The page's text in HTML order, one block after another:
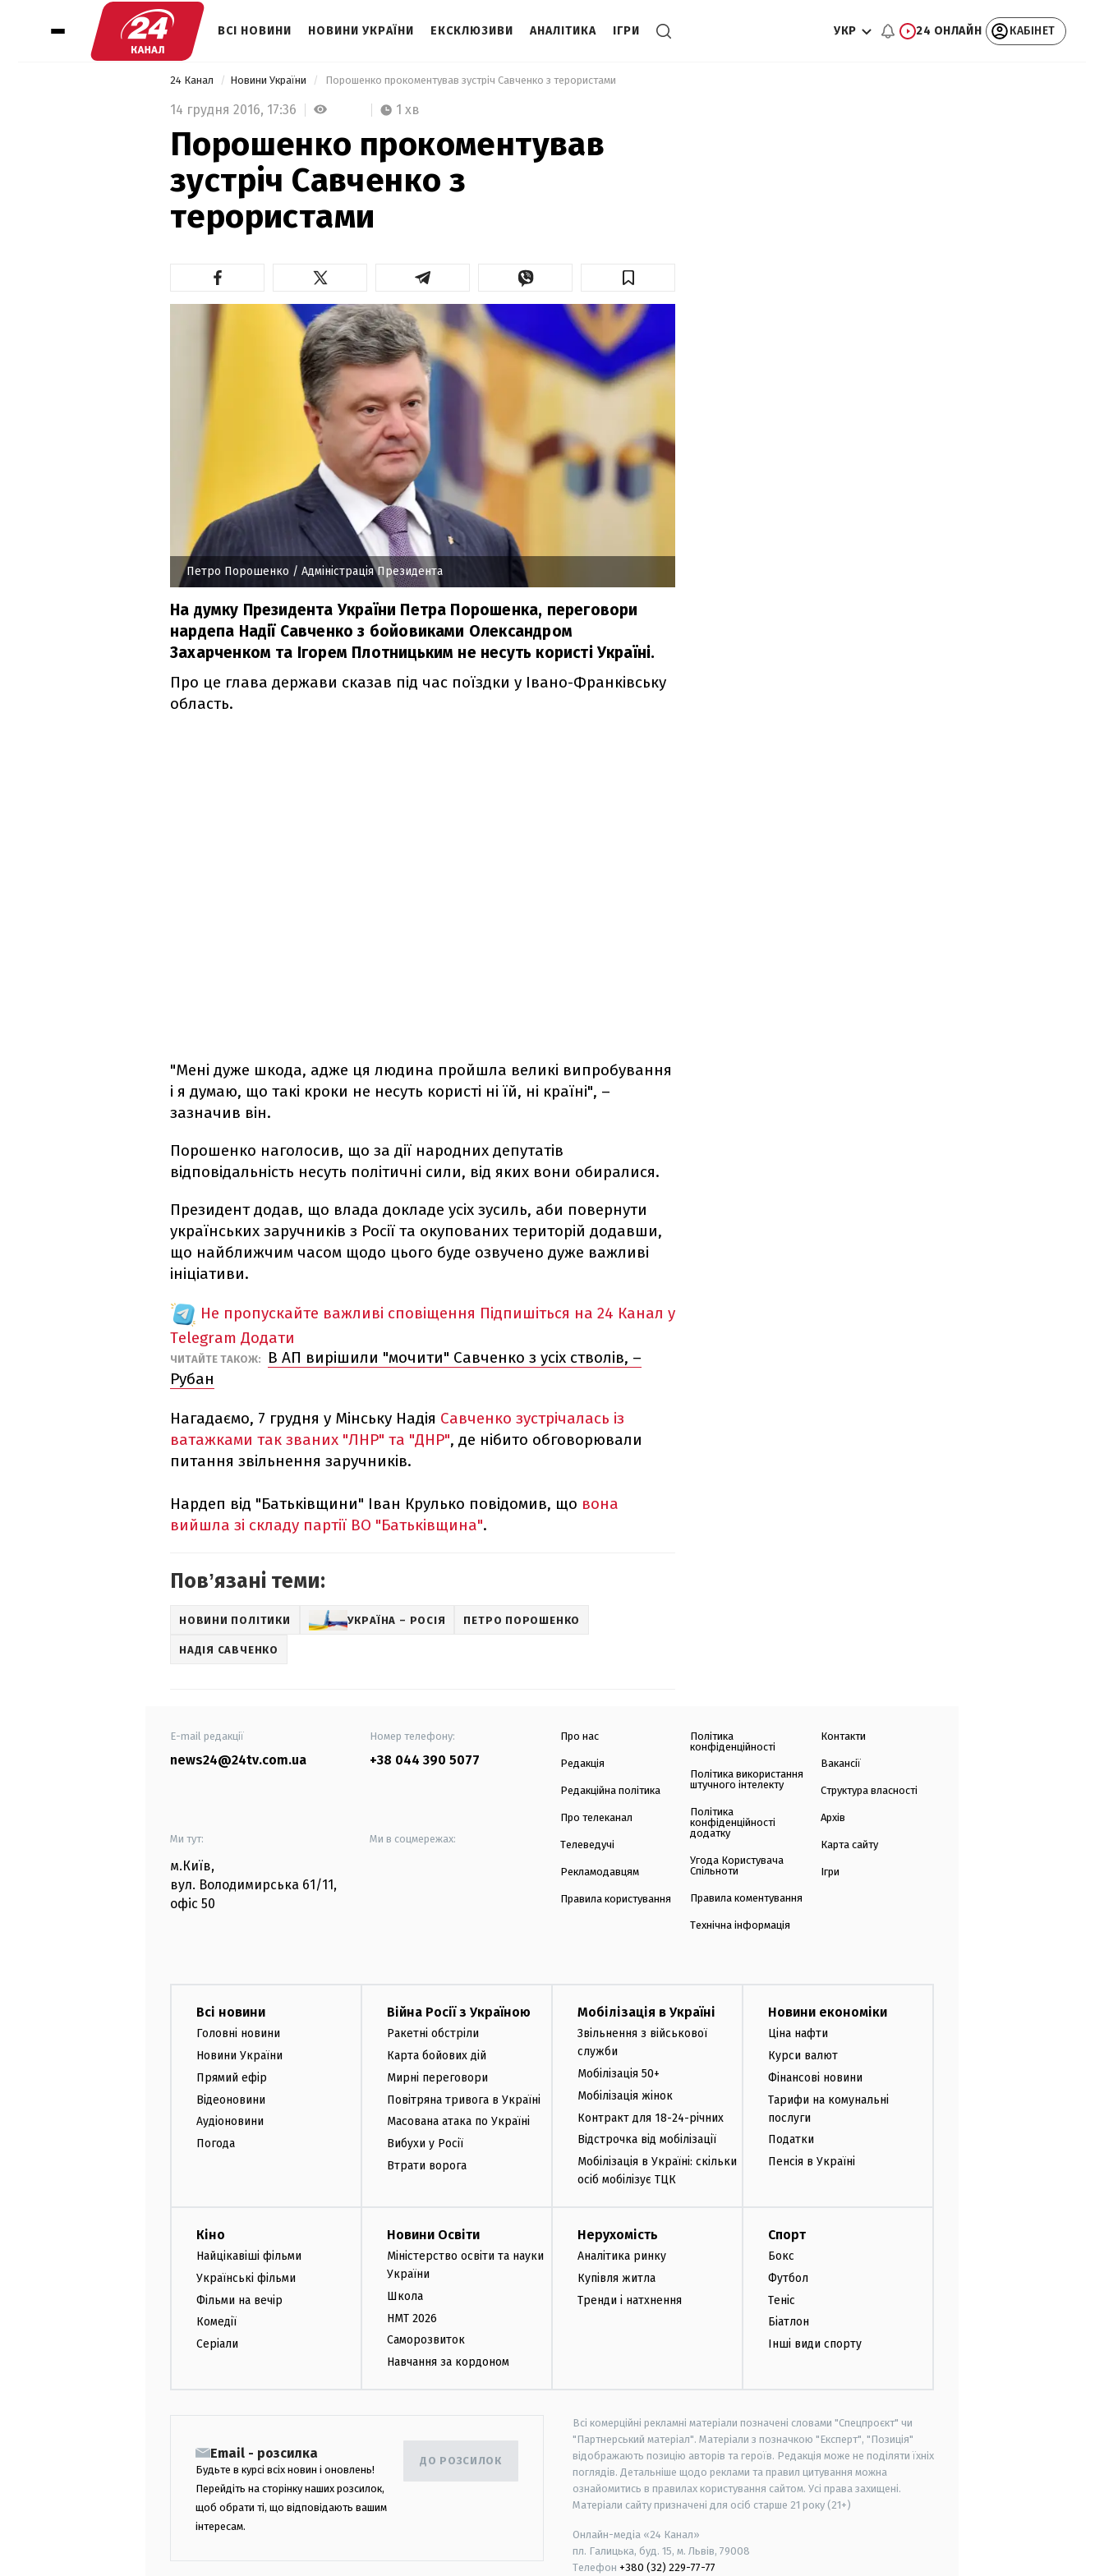
ВСІ НОВИНИ НОВИНИ УКРАЇНИ ЕКСКЛЮЗИВИ АНАЛІТИКА ІГРИ УКР 24 ОНЛАЙН КАБІНЕТ
24 Канал Новини України Порошенко прокоментував зустріч Савченко з терористами
14 грудня 2016, 17:36 1 хв
Порошенко прокоментував
зустріч Савченко з
терористами
Петро Порошенко / Адміністрація Президента
На думку Президента України Петра Порошенка, переговори
нардепа Надії Савченко з бойовиками Олександром
Захарченком та Ігорем Плотницьким не несуть користі Україні.
Про це глава держави сказав під час поїздки у Івано-Франківську
область.
"Мені дуже шкода, адже ця людина пройшла великі випробування
і я думаю, що такі кроки не несуть користі ні їй, ні країні", –
зазначив він.
Порошенко наголосив, що за дії народних депутатів
відповідальність несуть політичні сили, від яких вони обиралися.
Президент додав, що влада докладе усіх зусиль, аби повернути
українських заручників з Росії та окупованих територій додавши,
що найближчим часом щодо цього буде озвучено дуже важливі
ініціативи.
Не пропускайте важливі сповіщення Підпишіться на 24 Канал у
Telegram Додати
ЧИТАЙТЕ ТАКОЖ:
В АП вирішили "мочити" Савченко з усіх стволів, –
Рубан
Нагадаємо, 7 грудня у Мінську Надія Савченко зустрічалась із
ватажками так званих "ЛНР" та "ДНР", де нібито обговорювали
питання звільнення заручників.
Нардеп від "Батьківщини" Іван Крулько повідомив, що вона
вийшла зі складу партії ВО "Батьківщина".
Повʼязані теми:
НОВИНИ ПОЛІТИКИ УКРАЇНА – РОСІЯ ПЕТРО ПОРОШЕНКО
НАДІЯ САВЧЕНКО
E-mail редакції
news24@24tv.com.ua
Номер телефону:
+38 044 390 5077
Ми тут:
м.Київ,
вул. Володимирська 61/11,
офіс 50
Ми в соцмережах:
Про нас
Редакція
Редакційна політика
Про телеканал
Телеведучі
Рекламодавцям
Правила користування
Політика
конфіденційності
Політика використання
штучного інтелекту
Політика
конфіденційності
додатку
Угода Користувача
Спільноти
Правила коментування
Технічна інформація
Контакти
Вакансії
Структура власності
Архів
Карта сайту
Ігри
Всі новини
Головні новини
Новини України
Прямий ефір
Відеоновини
Аудіоновини
Погода
Війна Росії з Україною
Ракетні обстріли
Карта бойових дій
Мирні переговори
Повітряна тривога в Україні
Масована атака по Україні
Вибухи у Росії
Втрати ворога
Мобілізація в Україні
Звільнення з військової
служби
Мобілізація 50+
Мобілізація жінок
Контракт для 18-24-річних
Відстрочка від мобілізації
Мобілізація в Україні: скільки
осіб мобілізує ТЦК
Новини економіки
Ціна нафти
Курси валют
Фінансові новини
Тарифи на комунальні
послуги
Податки
Пенсія в Україні
Кіно
Найцікавіші фільми
Українські фільми
Фільми на вечір
Комедії
Серіали
Новини Освіти
Міністерство освіти та науки
України
Школа
НМТ 2026
Саморозвиток
Навчання за кордоном
Нерухомість
Аналітика ринку
Купівля житла
Тренди і натхнення
Спорт
Бокс
Футбол
Теніс
Біатлон
Інші види спорту
Email - розсилка
Будьте в курсі всіх новин і оновлень!
Перейдіть на сторінку наших розсилок,
щоб обрати ті, що відповідають вашим
інтересам.
ДО РОЗСИЛОК
Всі комерційні рекламні матеріали позначені словами "Спецпроєкт" чи
"Партнерський матеріал". Матеріали з позначкою "Експерт", "Позиція"
відображають позицію авторів та героїв. Редакція може не поділяти їхніх
поглядів. Детальніше щодо реклами та правил цитування можна
ознайомитись в правилах користування сайтом. Усі права захищені.
Матеріали сайту призначені для осіб старше 21 року (21+)
Онлайн-медіа «24 Канал»
пл. Галицька, буд. 15, м. Львів, 79008
Телефон +380 (32) 229-77-77